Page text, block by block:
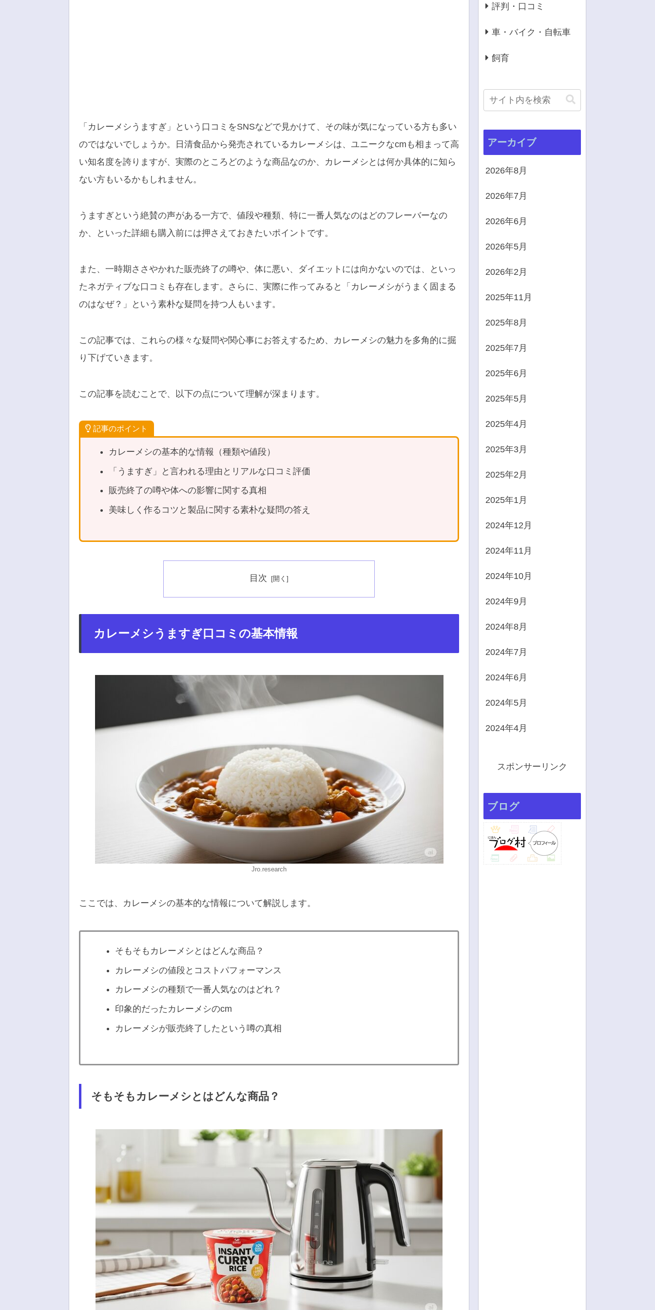
「カレーメシうますぎ」という口コミをSNSなどで見かけて、その味が気になっている方も多い
のではないでしょうか。日清食品から発売されているカレーメシは、ユニークなcmも相まって高
い知名度を誇りますが、実際のところどのような商品なのか、カレーメシとは何か具体的に知ら
ない方もいるかもしれません。
うますぎという絶賛の声がある一方で、値段や種類、特に一番人気なのはどのフレーバーなの
か、といった詳細も購入前には押さえておきたいポイントです。
また、一時期ささやかれた販売終了の噂や、体に悪い、ダイエットには向かないのでは、といっ
たネガティブな口コミも存在します。さらに、実際に作ってみると「カレーメシがうまく固まる
のはなぜ？」という素朴な疑問を持つ人もいます。
この記事では、これらの様々な疑問や関心事にお答えするため、カレーメシの魅力を多角的に掘
り下げていきます。
この記事を読むことで、以下の点について理解が深まります。
記事のポイント
カレーメシの基本的な情報（種類や値段）
「うますぎ」と言われる理由とリアルな口コミ評価
販売終了の噂や体への影響に関する真相
美味しく作るコツと製品に関する素朴な疑問の答え
目次
カレーメシうますぎ口コミの基本情報
Jro.research
ここでは、カレーメシの基本的な情報について解説します。
そもそもカレーメシとはどんな商品？
カレーメシの値段とコストパフォーマンス
カレーメシの種類で一番人気なのはどれ？
印象的だったカレーメシのcm
カレーメシが販売終了したという噂の真相
そもそもカレーメシとはどんな商品？
評判・口コミ
車・バイク・自転車
飼育
アーカイブ
2026年8月
2026年7月
2026年6月
2026年5月
2026年2月
2025年11月
2025年8月
2025年7月
2025年6月
2025年5月
2025年4月
2025年3月
2025年2月
2025年1月
2024年12月
2024年11月
2024年10月
2024年9月
2024年8月
2024年7月
2024年6月
2024年5月
2024年4月
スポンサーリンク
ブログ